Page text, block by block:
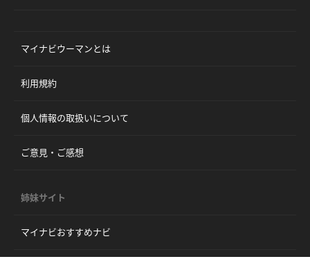
マイナビウーマンとは
利用規約
個人情報の取扱いについて
ご意見・ご感想
姉妹サイト
マイナビおすすめナビ